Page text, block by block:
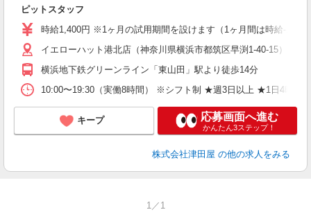
ピットスタッフ
時給1,400円 ※1ヶ月の試用期間を設けます（1ヶ月間は時給-100
イエローハット港北店（神奈川県横浜市都筑区早渕1-40-15） ★
横浜地下鉄グリーンライン「東山田」駅より徒歩14分
10:00〜19:30（実働8時間） ※シフト制 ★週3日以上 ★1日4時間
キープ 応募画面へ進む
かんたん3ステップ！
株式会社津田屋 の他の求人をみる
1／1